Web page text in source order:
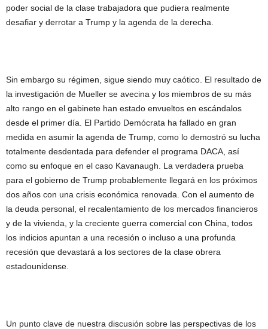
poder social de la clase trabajadora que pudiera realmente
desafiar y derrotar a Trump y la agenda de la derecha.
Sin embargo su régimen, sigue siendo muy caótico. El resultado de
la investigación de Mueller se avecina y los miembros de su más
alto rango en el gabinete han estado envueltos en escándalos
desde el primer día. El Partido Demócrata ha fallado en gran
medida en asumir la agenda de Trump, como lo demostró su lucha
totalmente desdentada para defender el programa DACA, así
como su enfoque en el caso Kavanaugh. La verdadera prueba
para el gobierno de Trump probablemente llegará en los próximos
dos años con una crisis económica renovada. Con el aumento de
la deuda personal, el recalentamiento de los mercados financieros
y de la vivienda, y la creciente guerra comercial con China, todos
los indicios apuntan a una recesión o incluso a una profunda
recesión que devastará a los sectores de la clase obrera
estadounidense.
Un punto clave de nuestra discusión sobre las perspectivas de los